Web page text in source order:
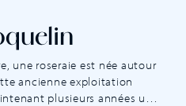
une roseraie est née autour
ancienne exploitation
plusieurs années une